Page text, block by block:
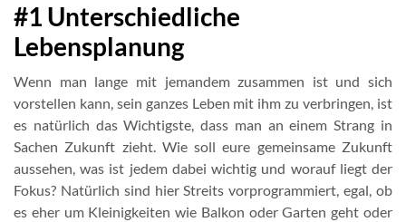
#1 Unterschiedliche
Lebensplanung
Wenn man lange mit jemandem zusammen ist und sich
vorstellen kann, sein ganzes Leben mit ihm zu verbringen, ist
es natürlich das Wichtigste, dass man an einem Strang in
Sachen Zukunft zieht. Wie soll eure gemeinsame Zukunft
aussehen, was ist jedem dabei wichtig und worauf liegt der
Fokus? Natürlich sind hier Streits vorprogrammiert, egal, ob
es eher um Kleinigkeiten wie Balkon oder Garten geht oder